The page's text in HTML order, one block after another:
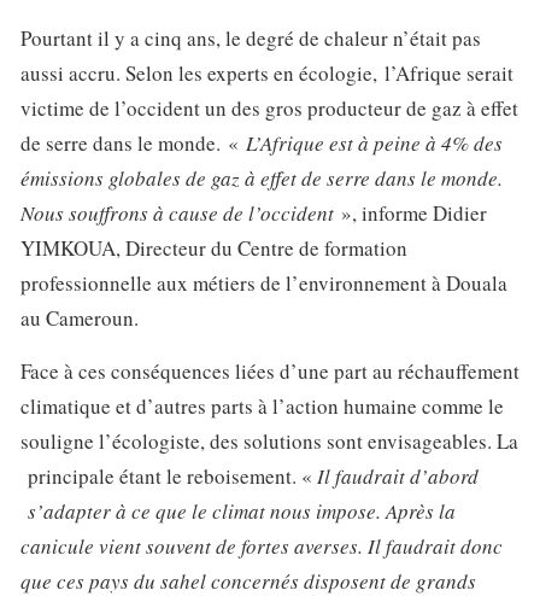
Pourtant il y a cinq ans, le degré de chaleur n’était pas
aussi accru. Selon les experts en écologie, l’Afrique serait
victime de l’occident un des gros producteur de gaz à effet
de serre dans le monde. « L’Afrique est à peine à 4% des
émissions globales de gaz à effet de serre dans le monde.
Nous souffrons à cause de l’occident », informe Didier
YIMKOUA, Directeur du Centre de formation
professionnelle aux métiers de l’environnement à Douala
au Cameroun.
Face à ces conséquences liées d’une part au réchauffement
climatique et d’autres parts à l’action humaine comme le
souligne l’écologiste, des solutions sont envisageables. La
principale étant le reboisement. « Il faudrait d’abord
s’adapter à ce que le climat nous impose. Après la
canicule vient souvent de fortes averses. Il faudrait donc
que ces pays du sahel concernés disposent de grands